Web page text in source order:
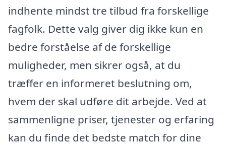
indhente mindst tre tilbud fra forskellige
fagfolk. Dette valg giver dig ikke kun en
bedre forståelse af de forskellige
muligheder, men sikrer også, at du
træffer en informeret beslutning om,
hvem der skal udføre dit arbejde. Ved at
sammenligne priser, tjenester og erfaring
kan du finde det bedste match for dine